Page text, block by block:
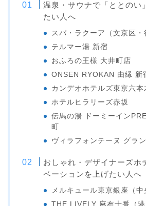
温泉・サウナで「ととのい
たい人へ
スパ・ラクーア（文京区・
テルマー湯 新宿
おふろの王様 大井町店
ONSEN RYOKAN 由縁 新
カンデオホテルズ東京六本
ホテルヒラリーズ赤坂
伝馬の湯 ドーミーイン
町
ヴィラフォンテーヌ グラ
おしゃれ・デザイナーズホ
ベーションを上げたい人へ
メルキュール東京銀座（中
THE LIVELY 麻布十番（港